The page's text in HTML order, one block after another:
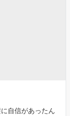
自信があったん